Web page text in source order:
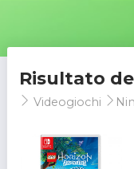
Risultato
Videogiochi